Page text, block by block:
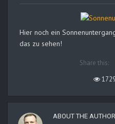
Hier noch ein
das zu sehen!
Share this:
ABOUT THE